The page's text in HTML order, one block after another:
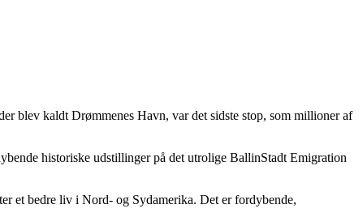
blev kaldt Drømmenes Havn, var det sidste stop, som millioner af
historiske udstillinger på det utrolige BallinStadt Emigration
et bedre liv i Nord- og Sydamerika. Det er fordybende,